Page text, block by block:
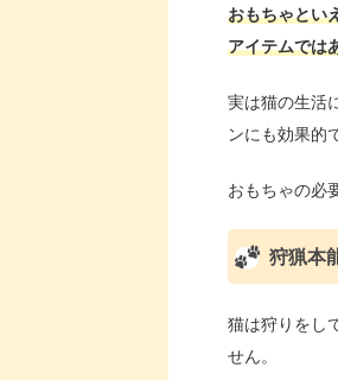
おもちゃとい
アイテムでは
実は猫の生活
ンにも効果的
おもちゃの必
狩猟本
猫は狩りをし
せん。